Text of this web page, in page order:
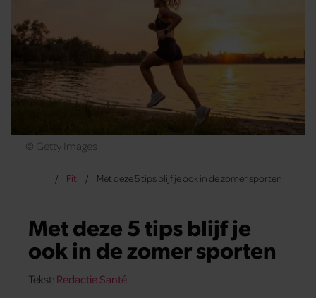
© Getty Images
Fit Met deze 5 tips blijf je ook in de zomer sporten
Met deze 5 tips blijf je
ook in de zomer sporten
Tekst: Redactie Santé